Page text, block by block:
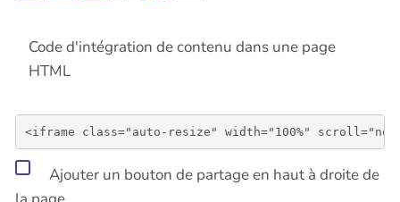
Code d'intégration de contenu dans une page
HTML
Ajouter un bouton de partage en haut à droite de